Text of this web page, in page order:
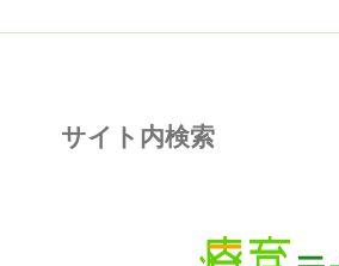
サイト内検索